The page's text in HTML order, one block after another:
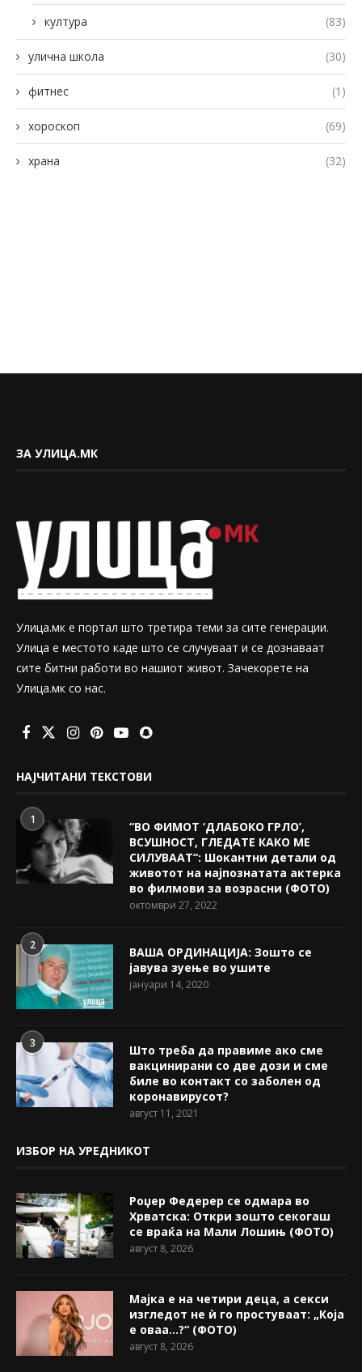
култура (83)
улична школа (30)
фитнес (1)
хороскоп (69)
храна (32)
ЗА УЛИЦА.МК
Улица.мк е портал што третира теми за сите генерации.
Улица е местото каде што се случуваат и се дознаваат
сите битни работи во нашиот живот. Зачекорете на
Улица.мк со нас.
НАЈЧИТАНИ ТЕКСТОВИ
1
“ВО ФИМОТ ‘ДЛАБОКО ГРЛО’,
ВСУШНОСТ, ГЛЕДАТЕ КАКО МЕ
СИЛУВААТ“: Шокантни детали од
животот на најпознатата актерка
во филмови за возрасни (ФОТО)
октомври 27, 2022
2
ВАША ОРДИНАЦИЈА: Зошто се
јавува зуење во ушите
јануари 14, 2020
3
Што треба да правиме ако сме
вакцинирани со две дози и сме
биле во контакт со заболен од
коронавирусот?
август 11, 2021
ИЗБОР НА УРЕДНИКОТ
Роџер Федерер се одмара во
Хрватска: Откри зошто секогаш
се враќа на Мали Лошињ (ФОТО)
август 8, 2026
Мајка е на четири деца, а секси
изгледот не ѝ го простуваат: „Која
е оваа…?“ (ФОТО)
август 8, 2026